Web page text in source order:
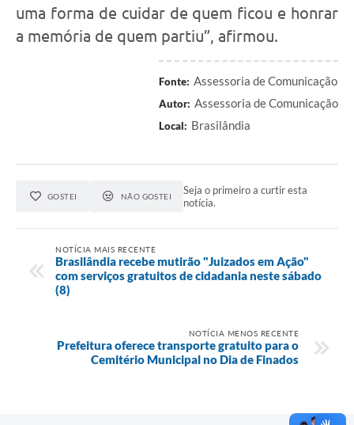
uma forma de cuidar de quem ficou e honrar
a memória de quem partiu”, afirmou.
Fonte: Assessoria de Comunicação
Autor: Assessoria de Comunicação
Local: Brasilândia
GOSTEI NÃO GOSTEI
Seja o primeiro a curtir esta
notícia.
NOTÍCIA MAIS RECENTE
Brasilândia recebe mutirão "Juizados em Ação"
com serviços gratuitos de cidadania neste sábado
(8)
NOTÍCIA MENOS RECENTE
Prefeitura oferece transporte gratuito para o
Cemitério Municipal no Dia de Finados